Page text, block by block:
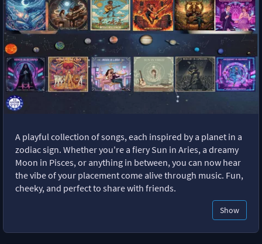
A playful collection of songs, each inspired by a planet in a
zodiac sign. Whether you're a fiery Sun in Aries, a dreamy
Moon in Pisces, or anything in between, you can now hear
the vibe of your placement come alive through music. Fun,
cheeky, and perfect to share with friends.
Show